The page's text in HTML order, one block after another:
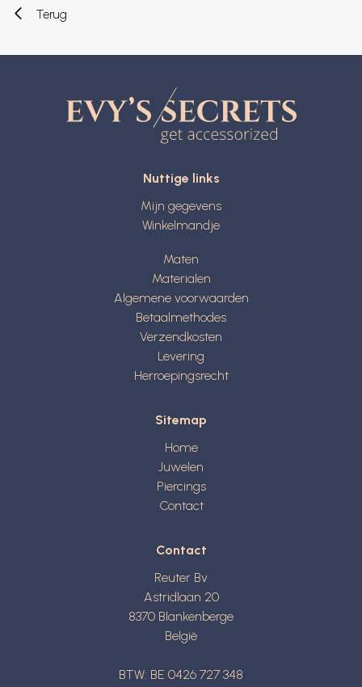
Terug
Nuttige links
Mijn gegevens
Winkelmandje
Maten
Materialen
Algemene voorwaarden
Betaalmethodes
Verzendkosten
Levering
Herroepingsrecht
Sitemap
Home
Juwelen
Piercings
Contact
Contact
Reuter Bv
Astridlaan 20
8370 Blankenberge
België
BTW: BE 0426 727 348